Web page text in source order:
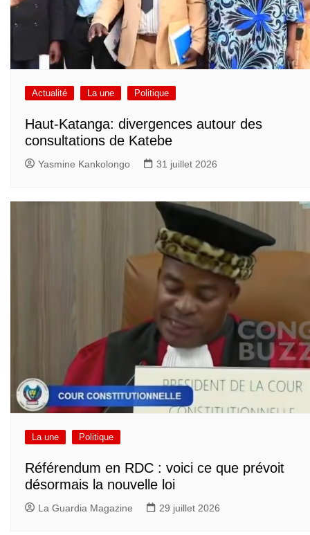
Actualité La une Politique
Haut-Katanga: divergences autour des
consultations de Katebe
Yasmine Kankolongo 31 juillet 2026
La une Politique
Référendum en RDC : voici ce que prévoit
désormais la nouvelle loi
La Guardia Magazine 29 juillet 2026